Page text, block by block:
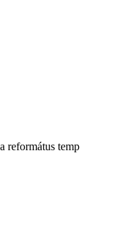
református temp